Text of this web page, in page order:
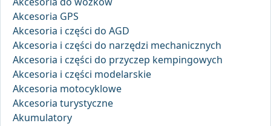
Akcesoria GPS
Akcesoria i części do AGD
Akcesoria i części do narzędzi mechanicznych
Akcesoria i części do przyczep kempingowych
Akcesoria i części modelarskie
Akcesoria motocyklowe
Akcesoria turystyczne
Akumulatory